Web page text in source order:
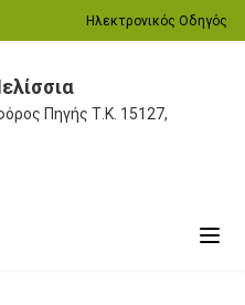
Ηλεκτρονικός Οδηγός
Πηγής Τ.Κ. 15127,